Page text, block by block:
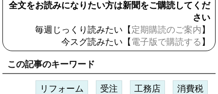
全文をお読みになりたい方は新聞をご購読してくだ
さい
毎週じっくり読みたい【 定期購読のご案内 】
今スグ読みたい【 電子版で購読する 】
この記事のキーワード
リフォーム 受注 工務店 消費税